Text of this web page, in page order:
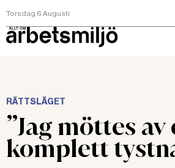
Torsdag 6 Augusti
RÄTTSLÄGET
”Jag möttes av
komplett